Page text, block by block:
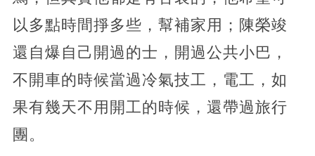
以多點時間掙多些，幫補家用；陳榮竣
還自爆自己開過的士，開過公共小巴，
不開車的時候當過冷氣技工，電工，如
果有幾天不用開工的時候，還帶過旅行
團。